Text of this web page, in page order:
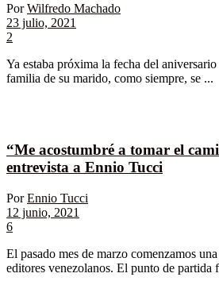
Por Wilfredo Machado
23 julio, 2021
2
Ya estaba próxima la fecha del
familia de su marido, como siempre, se ...
“Me acostumbré a tomar el
entrevista a Ennio Tucci
Por Ennio Tucci
12 junio, 2021
6
El pasado mes de marzo comenzamos
editores venezolanos. El punto de